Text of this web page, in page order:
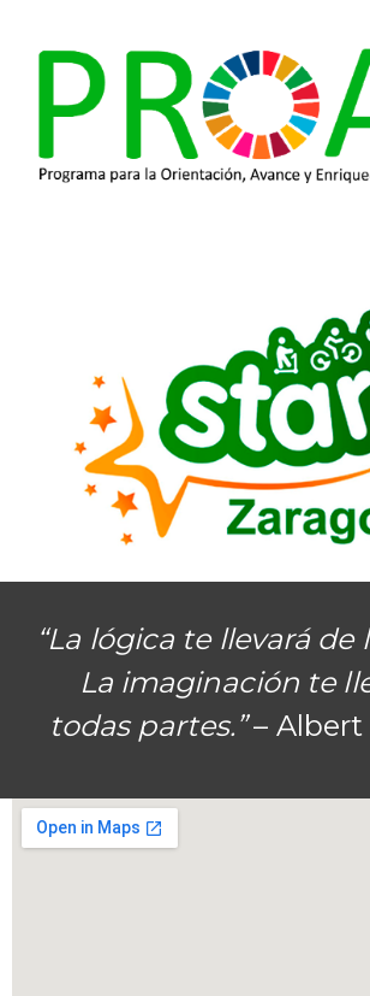
“La lógica te llevará de
La imaginación te
todas partes.”– Albert